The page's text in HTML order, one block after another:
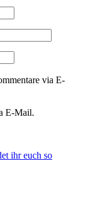
via E-
E-Mail.
ihr euch so